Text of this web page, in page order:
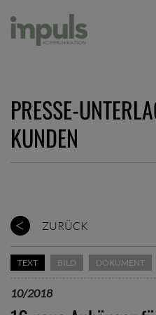
PRESSE-
KUNDEN
ZURÜCK
TEXT BILD DOKUMENT
10/2018